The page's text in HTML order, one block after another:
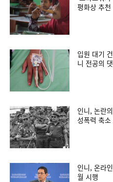
평화상 추
입원 대기
니 전공의
인니, 논란
성폭력 축소
인니, 온라
월 시행